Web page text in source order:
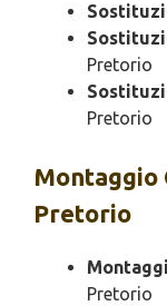
Pretorio
Pretorio
Montaggio
Pretorio
Pretorio